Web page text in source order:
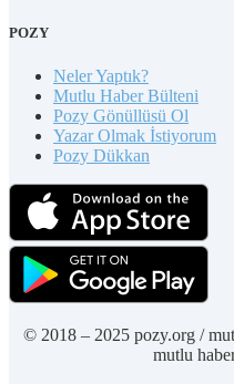
POZY
Neler Yaptık?
Mutlu Haber Bülteni
Pozy Gönüllüsü Ol
Yazar Olmak İstiyorum
Pozy Dükkan
© 2018 – 2025 pozy.org /
mutlu